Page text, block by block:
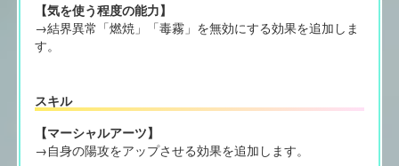
【気を使う程度の能力】
→結界異常「燃焼」「毒霧」を無効にする効果を追加しま
す。
スキル
【マーシャルアーツ】
→自身の陽攻をアップさせる効果を追加します。